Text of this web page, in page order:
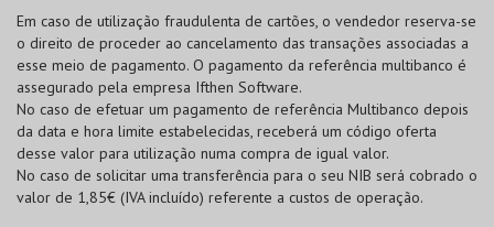
Em caso de utilização fraudulenta de cartões, o vendedor reserva-se
o direito de proceder ao cancelamento das transações associadas a
esse meio de pagamento. O pagamento da referência multibanco é
assegurado pela empresa Ifthen Software.
No caso de efetuar um pagamento de referência Multibanco depois
da data e hora limite estabelecidas, receberá um código oferta
desse valor para utilização numa compra de igual valor.
No caso de solicitar uma transferência para o seu NIB será cobrado o
valor de 1,85€ (IVA incluído) referente a custos de operação.